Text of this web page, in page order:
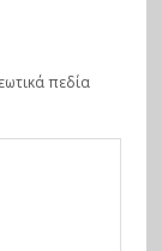
πεδία